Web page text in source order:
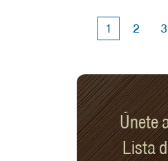
fiesta para una
1 2 3
Únete
Lista